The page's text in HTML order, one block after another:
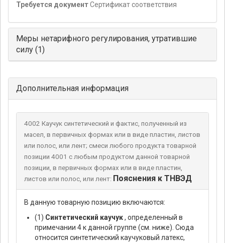
Требуется документСертификат соответствия
Меры нетарифного регулирования, утратившие
силу (1)
Дополнительная информация
4002 Каучук синтетический и фактис, полученный из
масел, в первичных формах или в виде пластин, листов
или полос, или лент; смеси любого продукта товарной
позиции 4001 с любым продуктом данной товарной
позиции, в первичных формах или в виде пластин,
листов или полос, или лент: Пояснения к ТНВЭД
В данную товарную позицию включаются:
(1) Синтетический каучук, определенный в
примечании 4 к данной группе (см. ниже). Сюда
относится синтетический каучуковый латекс,